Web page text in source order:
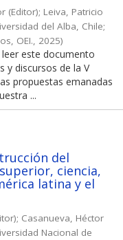
(Editor); Leiva, Patricio
del Alba, Chile;
OEI., 2025)
este documento
y discursos de la V
propuestas emanadas
...
del
ciencia,
latina y el
; Casanueva, Héctor
Nacional de